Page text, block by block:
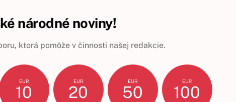
národné noviny!
ktorá pomôže v činnosti našej redakcie.
EUR
10
EUR
20
EUR
50
EUR
100